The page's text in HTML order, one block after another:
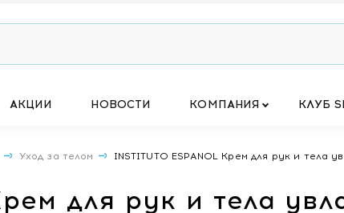
АКЦИИ НОВОСТИ КОМПАНИЯ КЛУБ
Уход за телом INSTITUTO ESPANOL Крем для рук и тела
для рук и тела